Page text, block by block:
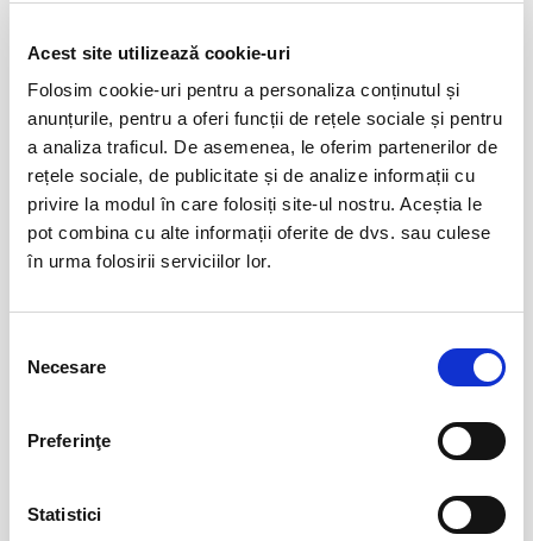
Acest site utilizează cookie-uri
Folosim cookie-uri pentru a personaliza conținutul și
anunțurile, pentru a oferi funcții de rețele sociale și pentru
a analiza traficul. De asemenea, le oferim partenerilor de
rețele sociale, de publicitate și de analize informații cu
privire la modul în care folosiți site-ul nostru. Aceștia le
pot combina cu alte informații oferite de dvs. sau culese
în urma folosirii serviciilor lor.
consimțământului
Necesare
Preferinţe
Statistici
Evenimente similare
Cerere in casatorie - Compania La Mustata
Bucuresti
BILETE
07
aug
aug
12
aug